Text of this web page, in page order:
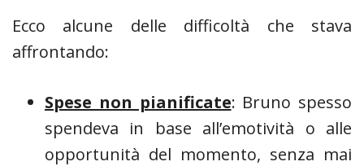
Ecco alcune delle difficoltà che stava
affrontando:
Spese non pianificate: Bruno spesso
spendeva in base all’emotività o alle
opportunità del momento, senza mai